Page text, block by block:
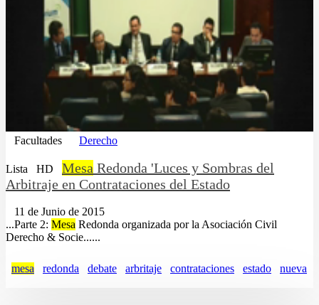
Facultades Derecho
Lista HD Mesa Redonda 'Luces y Sombras del
Arbitraje en Contrataciones del Estado
11 de Junio de 2015
...Parte 2: Mesa Redonda organizada por la Asociación Civil
Derecho & Socie......
mesa redonda debate arbritaje contrataciones estado nueva